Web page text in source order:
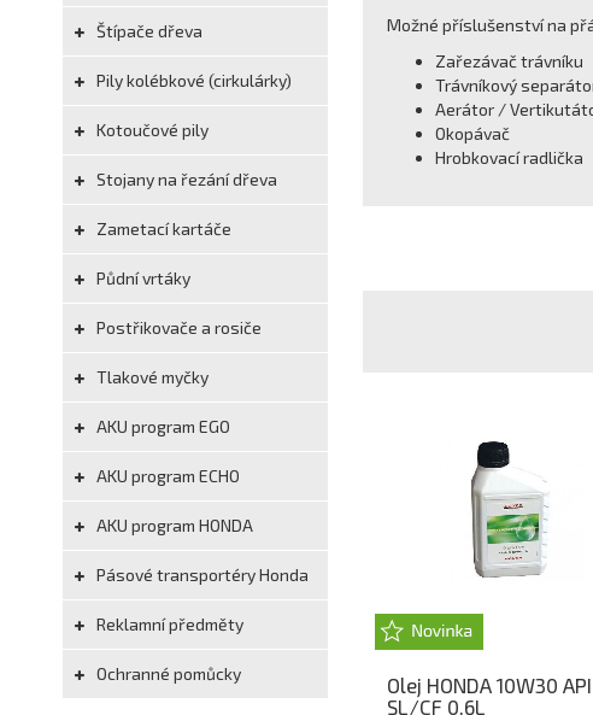
Štípače dřeva
Pily kolébkové (cirkulárky)
Kotoučové pily
Stojany na řezání dřeva
Zametací kartáče
Půdní vrtáky
Postřikovače a rosiče
Tlakové myčky
AKU program EGO
AKU program ECHO
AKU program HONDA
Pásové transportéry Honda
Reklamní předměty
Ochranné pomůcky
Možné příslušenství na
Zařezávač trávníku
Trávníkový
Aerátor /
Okopávač
Hrobkovací radlička
Olej HONDA 10W30 API
SL/CF 0,6L